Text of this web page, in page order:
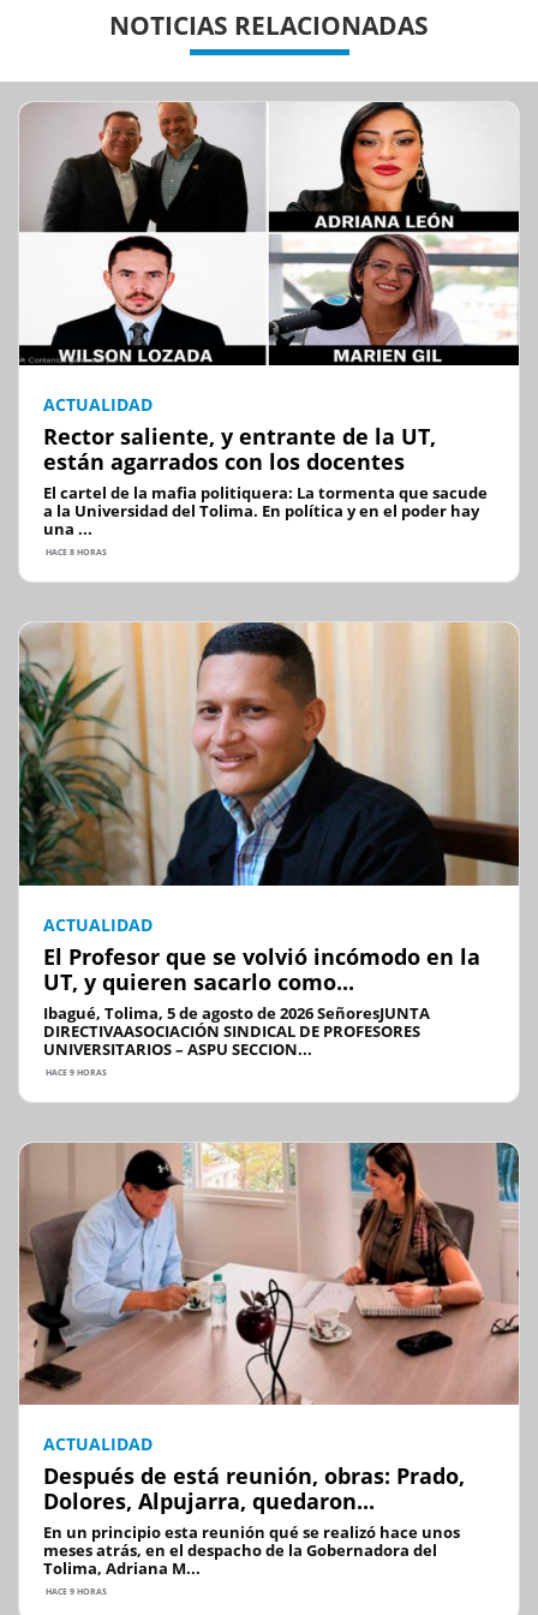
NOTICIAS RELACIONADAS
ACTUALIDAD
Rector saliente, y entrante de la UT,
están agarrados con los docentes
El cartel de la mafia politiquera: La tormenta que sacude
a la Universidad del Tolima. En política y en el poder hay
una ...
HACE 8 HORAS
ACTUALIDAD
El Profesor que se volvió incómodo en la
UT, y quieren sacarlo como...
Ibagué, Tolima, 5 de agosto de 2026 SeñoresJUNTA
DIRECTIVAASOCIACIÓN SINDICAL DE PROFESORES
UNIVERSITARIOS – ASPU SECCION...
HACE 9 HORAS
ACTUALIDAD
Después de está reunión, obras: Prado,
Dolores, Alpujarra, quedaron...
En un principio esta reunión qué se realizó hace unos
meses atrás, en el despacho de la Gobernadora del
Tolima, Adriana M...
HACE 9 HORAS